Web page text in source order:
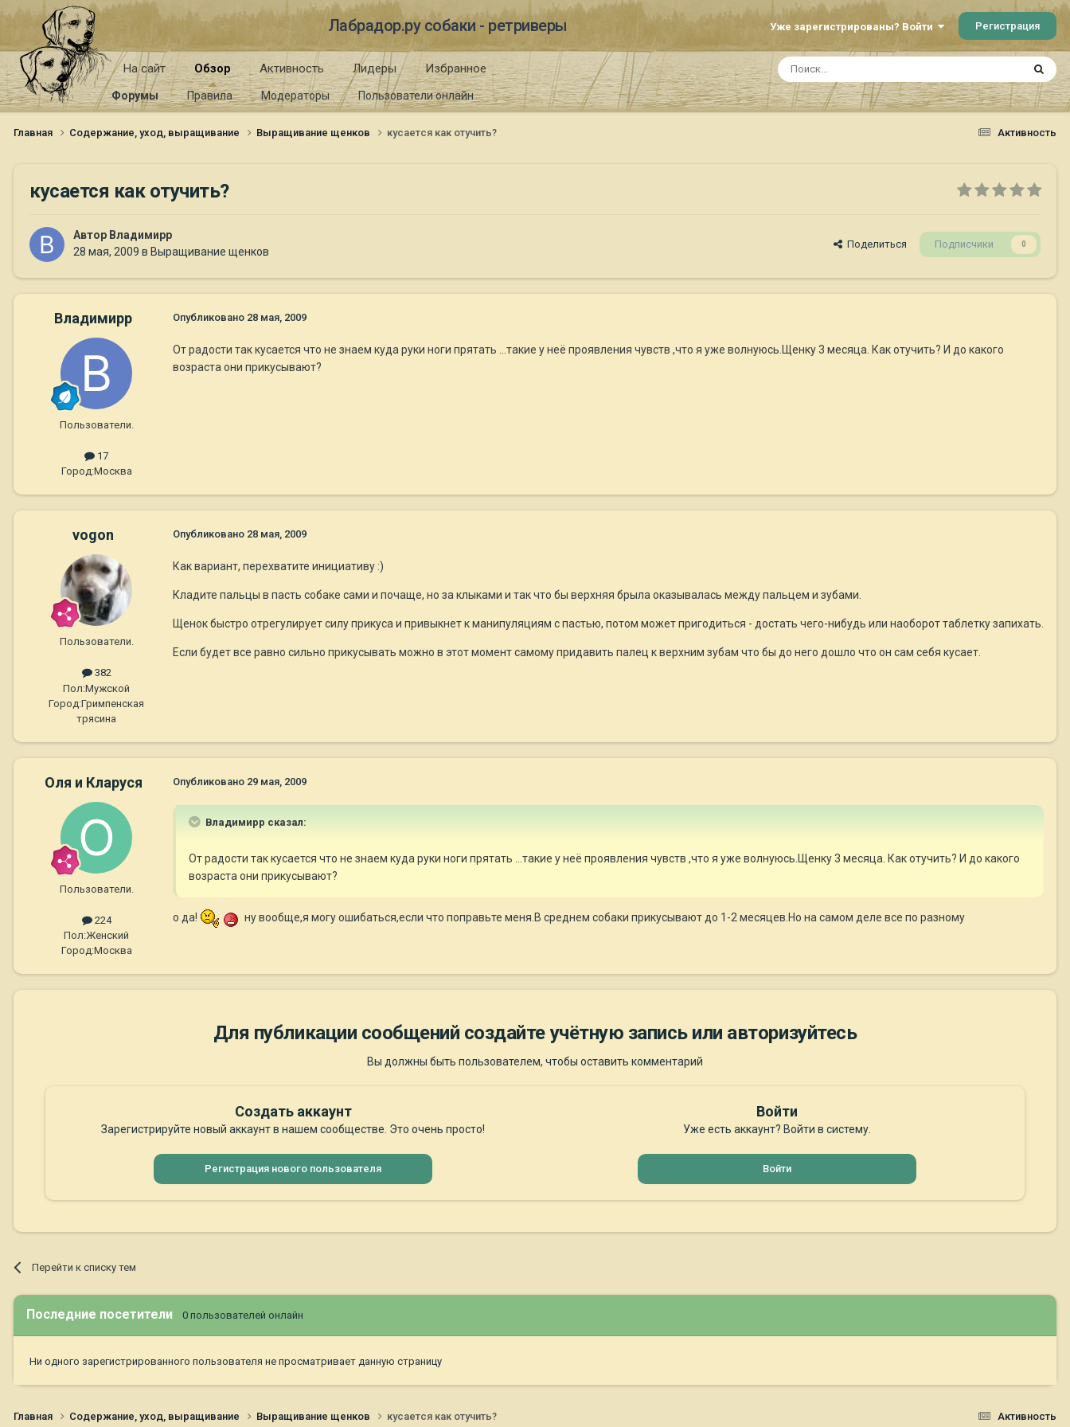
Лабрадор.ру собаки - ретриверы Уже зарегистрированы? Войти Регистрация
На сайт Обзор
Форумы Правила Модераторы Пользователи онлайн
Активность Лидеры Избранное
Активность
Главная Содержание, уход, выращивание Выращивание щенков кусается как отучить?
кусается как отучить?
Автор Владимирр
28 мая, 2009 в Выращивание щенков
Поделиться Подписчики 0
Владимирр
Пользователи.
17
Город:Москва
Опубликовано 28 мая, 2009
От радости так кусается что не знаем куда руки ноги прятать ...такие у неё проявления чувств ,что я уже волнуюсь.Щенку 3 месяца. Как отучить? И до какого
возраста они прикусывают?
vogon
Пользователи.
382
Пол:Мужской
Город:Гримпенская
трясина
Опубликовано 28 мая, 2009
Как вариант, перехватите инициативу :)
Кладите пальцы в пасть собаке сами и почаще, но за клыками и так что бы верхняя брыла оказывалась между пальцем и зубами.
Щенок быстро отрегулирует силу прикуса и привыкнет к манипуляциям с пастью, потом может пригодиться - достать чего-нибудь или наоборот таблетку запихать.
Если будет все равно сильно прикусывать можно в этот момент самому придавить палец к верхним зубам что бы до него дошло что он сам себя кусает.
Оля и Кларуся
Пользователи.
224
Пол:Женский
Город:Москва
Опубликовано 29 мая, 2009
Владимирр сказал:
От радости так кусается что не знаем куда руки ноги прятать ...такие у неё проявления чувств ,что я уже волнуюсь.Щенку 3 месяца. Как отучить? И до какого
возраста они прикусывают?
о да! ну вообще,я могу ошибаться,если что поправьте меня.В среднем собаки прикусывают до 1-2 месяцев.Но на самом деле все по разному
Для публикации сообщений создайте учётную запись или авторизуйтесь
Вы должны быть пользователем, чтобы оставить комментарий
Создать аккаунт
Зарегистрируйте новый аккаунт в нашем сообществе. Это очень просто!
Регистрация нового пользователя
Войти
Уже есть аккаунт? Войти в систему.
Войти
Перейти к списку тем
Последние посетители 0 пользователей онлайн
Ни одного зарегистрированного пользователя не просматривает данную страницу
Активность
Главная Содержание, уход, выращивание Выращивание щенков кусается как отучить?